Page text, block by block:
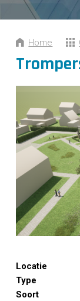
CONTACT
Home
Locatie
Type
Soort